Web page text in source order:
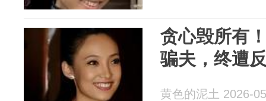
贪心毁所有
骗夫，终遭
黄色的泥土 2026-